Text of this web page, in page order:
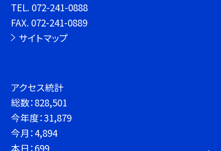
TEL. 072-241-0888
FAX. 072-241-0889
サイトマップ
アクセス統計
総数：828,501
今年度：31,879
今月：4,894
本日：699